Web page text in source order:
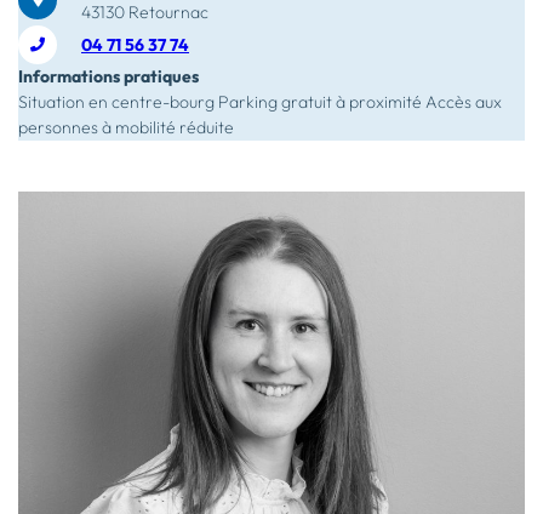
43130 Retournac
04 71 56 37 74
Informations pratiques
Situation en centre-bourg Parking gratuit à proximité Accès aux
personnes à mobilité réduite